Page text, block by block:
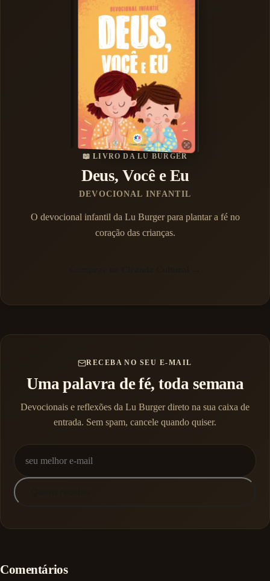
📖 LIVRO DA LU BURGER
Deus, Você e Eu
DEVOCIONAL INFANTIL
O devocional infantil da Lu Burger para plantar a fé no
coração das crianças.
RECEBA NO SEU E-MAIL
Uma palavra de fé, toda semana
Devocionais e reflexões da Lu Burger direto na sua caixa de
entrada. Sem spam, cancele quando quiser.
Comentários